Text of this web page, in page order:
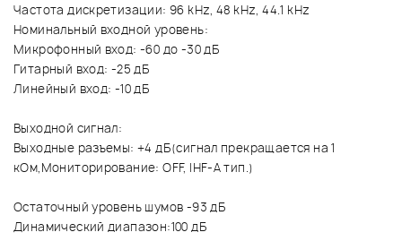
Частота дискретизации: 96 kHz, 48 kHz, 44.1 kHz
Номинальный входной уровень:
Микрофонный вход: -60 до -30 дБ
Гитарный вход: -25 дБ
Линейный вход: -10 дБ
Выходной сигнал:
Выходные разъемы: +4 дБ(сигнал прекращается на 1
кОм,Мониторирование: OFF, IHF-A тип.)
Остаточный уровень шумов -93 дБ
Динамический диапазон:100 дБ